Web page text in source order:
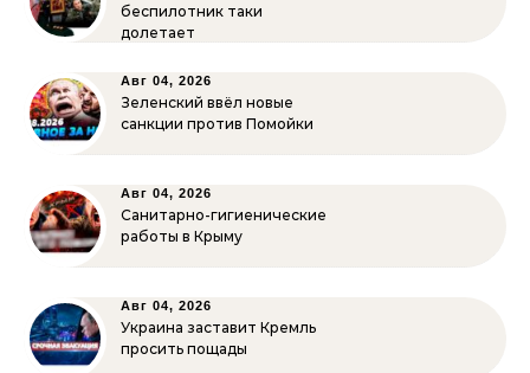
беспилотник таки
долетает
Авг 04, 2026
Зеленский ввёл новые
санкции против Помойки
Авг 04, 2026
Санитарно-гигиенические
работы в Крыму
Авг 04, 2026
Украина заставит Кремль
просить пощады